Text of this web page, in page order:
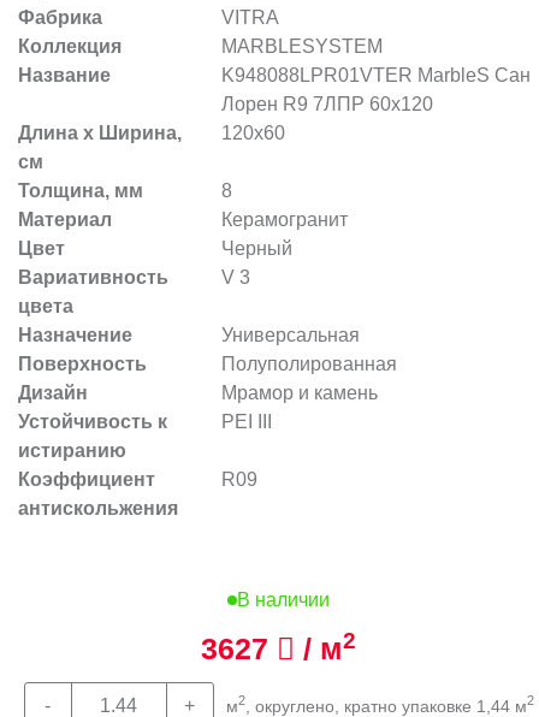
Фабрика
VITRA
Коллекция
MARBLESYSTEM
Название
K948088LPR01VTER MarbleS Сан
Лорен R9 7ЛПР 60x120
Длина х Ширина,
см
120x60
Толщина, мм
8
Материал
Керамогранит
Цвет
Черный
Вариативность
цвета
V 3
Назначение
Универсальная
Поверхность
Полуполированная
Дизайн
Мрамор и камень
Устойчивость к
истиранию
PEI III
Коэффициент
антискольжения
R09
В наличии
3627 / м2
м2, округлено, кратно упаковке 1,44 м2